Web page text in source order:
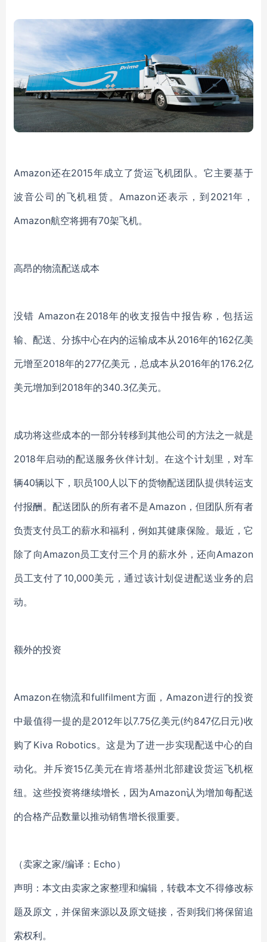
Amazon还在2015年成立了货运飞机团队。它主要基于
波音公司的飞机租赁。Amazon还表示，到2021年，
Amazon航空将拥有70架飞机。
高昂的物流配送成本
没错 Amazon在2018年的收支报告中报告称，包括运
输、配送、分拣中心在内的运输成本从2016年的162亿美
元增至2018年的277亿美元，总成本从2016年的176.2亿
美元增加到2018年的340.3亿美元。
成功将这些成本的一部分转移到其他公司的方法之一就是
2018年启动的配送服务伙伴计划。在这个计划里，对车
辆40辆以下，职员100人以下的货物配送团队提供转运支
付报酬。配送团队的所有者不是Amazon，但团队所有者
负责支付员工的薪水和福利，例如其健康保险。最近，它
除了向Amazon员工支付三个月的薪水外，还向Amazon
员工支付了10,000美元，通过该计划促进配送业务的启
动。
额外的投资
Amazon在物流和fullfilment方面，Amazon进行的投资
中最值得一提的是2012年以7.75亿美元(约847亿日元)收
购了Kiva Robotics。这是为了进一步实现配送中心的自
动化。并斥资15亿美元在肯塔基州北部建设货运飞机枢
纽。这些投资将继续增长，因为Amazon认为增加每配送
的合格产品数量以推动销售增长很重要。
（卖家之家/编译：Echo）
声明：本文由卖家之家整理和编辑，转载本文不得修改标
题及原文，并保留来源以及原文链接，否则我们将保留追
索权利。